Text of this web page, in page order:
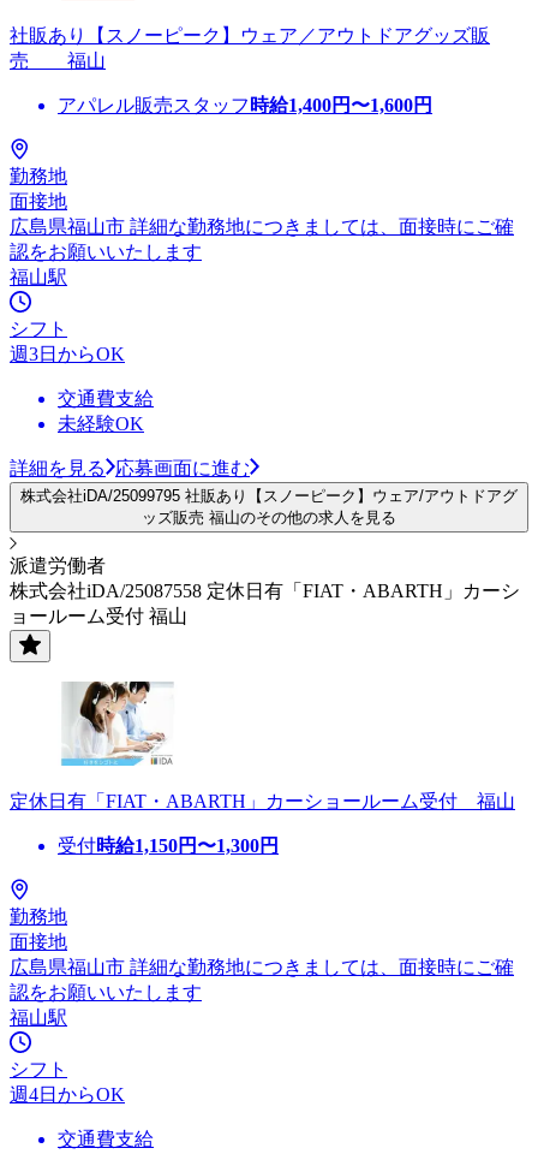
社販あり【スノーピーク】ウェア／アウトドアグッズ販
売 福山
アパレル販売スタッフ 時給1,400円〜1,600円
勤務地
面接地
広島県福山市 詳細な勤務地につきましては、面接時にご確
認をお願いいたします
福山駅
シフト
週3日からOK
交通費支給
未経験OK
詳細を見る 応募画面に進む
株式会社iDA/25099795 社販あり【スノーピーク】ウェア/アウトドアグ
ッズ販売 福山のその他の求人を見る
派遣労働者
株式会社iDA/25087558 定休日有「FIAT・ABARTH」カーシ
ョールーム受付 福山
定休日有「FIAT・ABARTH」カーショールーム受付 福山
受付時給1,150円〜1,300円
勤務地
面接地
広島県福山市 詳細な勤務地につきましては、面接時にご確
認をお願いいたします
福山駅
シフト
週4日からOK
交通費支給